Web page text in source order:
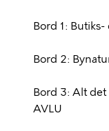
Bord 1: Butiks-
Bord 2:
Bord 3: Alt det
AVLU